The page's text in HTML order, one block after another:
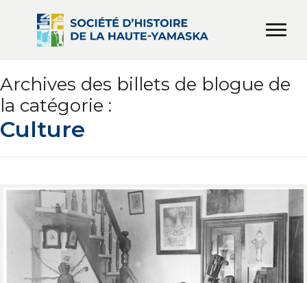
Archives des billets de blogue de
la catégorie :
Culture